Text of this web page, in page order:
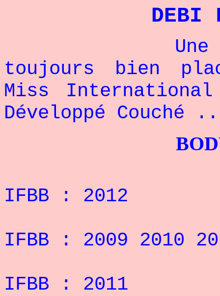
DEBI
Une
toujours bien
Miss
Développé Couché
IFBB : 2012
IFBB : 2009 2010
IFBB : 2011